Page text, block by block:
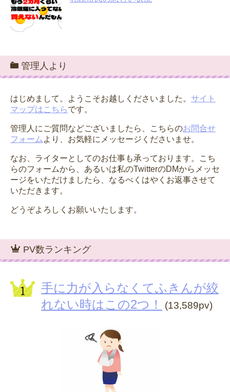
管理人より
はじめまして。ようこそお越しくださいました。 サイト
マップはこちらです。
管理人にご質問などございましたら、こちらのお問合せ
フォーム より、お気軽にメッセージくださいませ。
なお、ライターとしてのお仕事も承っております。こち
らのフォームから、あるいは私のTwitterのDMからメッセ
ージをいただけましたら、なるべくはやくお返事させて
いただきます。
どうぞよろしくお願いいたします。
PV数ランキング
手に力が入らなくてふきんが絞
れない時はこの2つ！
(13,589pv)